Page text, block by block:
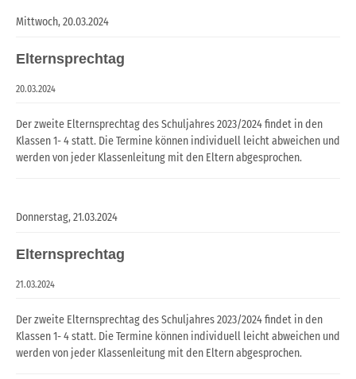
Mittwoch,20.03.2024
Elternsprechtag
20.03.2024
Der zweite Elternsprechtag des Schuljahres 2023/2024 findet in den
Klassen 1- 4 statt. Die Termine können individuell leicht abweichen und
werden von jeder Klassenleitung mit den Eltern abgesprochen.
Donnerstag,21.03.2024
Elternsprechtag
21.03.2024
Der zweite Elternsprechtag des Schuljahres 2023/2024 findet in den
Klassen 1- 4 statt. Die Termine können individuell leicht abweichen und
werden von jeder Klassenleitung mit den Eltern abgesprochen.